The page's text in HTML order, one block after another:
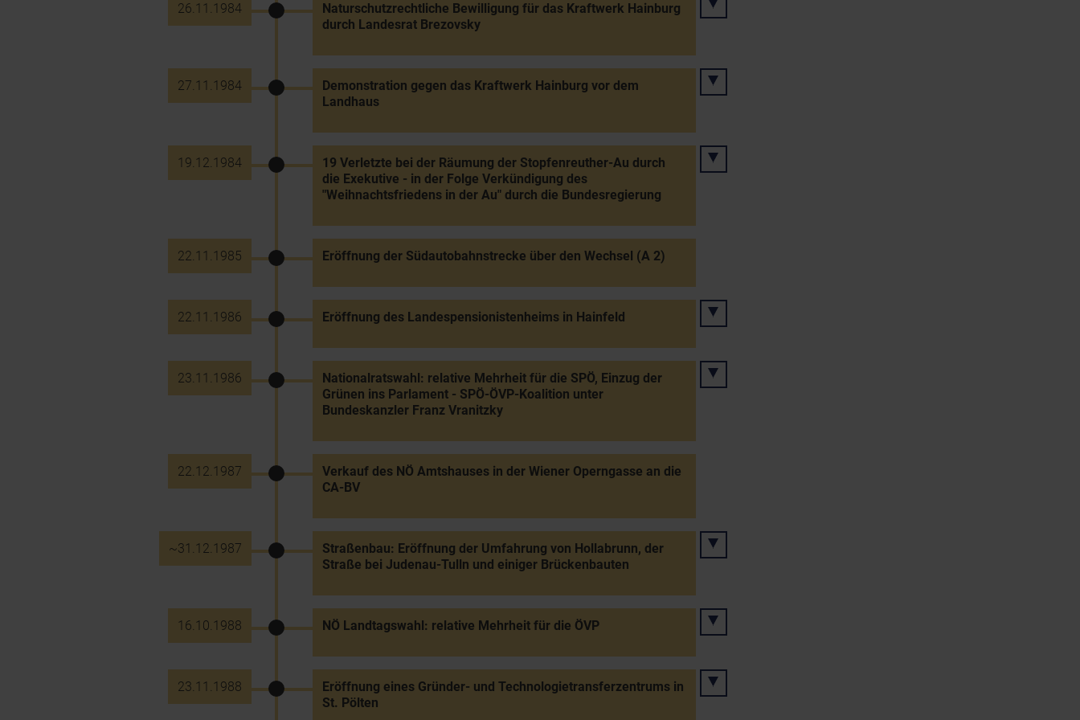
26.11.1984
Naturschutzrechtliche Bewilligung für das Kraftwerk Hainburg
durch Landesrat Brezovsky
27.11.1984
Demonstration gegen das Kraftwerk Hainburg vor dem
Landhaus
19.12.1984
19 Verletzte bei der Räumung der Stopfenreuther-Au durch
die Exekutive - in der Folge Verkündigung des
"Weihnachtsfriedens in der Au" durch die Bundesregierung
22.11.1985 Eröffnung der Südautobahnstrecke über den Wechsel (A 2)
22.11.1986 Eröffnung des Landespensionistenheims in Hainfeld
23.11.1986
Nationalratswahl: relative Mehrheit für die SPÖ, Einzug der
Grünen ins Parlament - SPÖ-ÖVP-Koalition unter
Bundeskanzler Franz Vranitzky
22.12.1987
Verkauf des NÖ Amtshauses in der Wiener Operngasse an die
CA-BV
~31.12.1987
Straßenbau: Eröffnung der Umfahrung von Hollabrunn, der
Straße bei Judenau-Tulln und einiger Brückenbauten
16.10.1988 NÖ Landtagswahl: relative Mehrheit für die ÖVP
23.11.1988
Eröffnung eines Gründer- und Technologietransferzentrums in
St. Pölten